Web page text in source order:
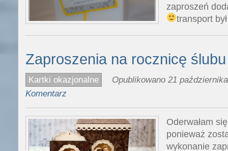
zaproszeń
transport
Zaproszenia na rocznicę ślubu
Kartki okazjonalne
Opublikowano 21
Komentarz
Oderwałam
ponieważ
wykonanie